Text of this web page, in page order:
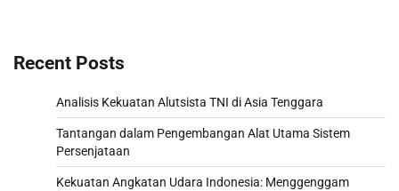
Recent Posts
Analisis Kekuatan Alutsista TNI di Asia Tenggara
Tantangan dalam Pengembangan Alat Utama Sistem
Persenjataan
Kekuatan Angkatan Udara Indonesia: Menggenggam